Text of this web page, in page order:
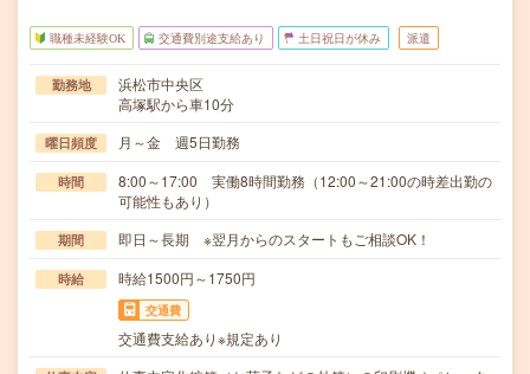
職種未経験OK 交通費別途支給あり 土日祝日が休み 派遣
勤務地
浜松市中央区
高塚駅から車10分
曜日頻度 月～金 週5日勤務
時間
8:00～17:00 実働8時間勤務（12:00～21:00の時差出勤の
可能性もあり）
期間 即日～長期 ※翌月からのスタートもご相談OK！
時給 時給1500円～1750円
交通費
交通費支給あり※規定あり